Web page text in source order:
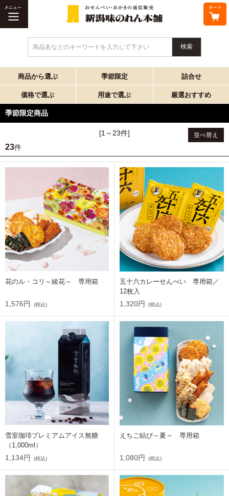
商品名などのキーワードを入力して下さい
商品から選ぶ 季節限定 詰合せ
価格で選ぶ 用途で選ぶ 厳選おすすめ
季節限定商品
並べ替え
[1～23件]
23件
花のル・コリ～綾花～ 専用箱
1,576円 (税込)
五十六カレーせんべい 専用箱／
12枚入
1,320円 (税込)
雪室珈琲プレミアムアイス無糖
（1,000ml）
1,134円 (税込)
えちご結び～夏～ 専用箱
1,080円 (税込)